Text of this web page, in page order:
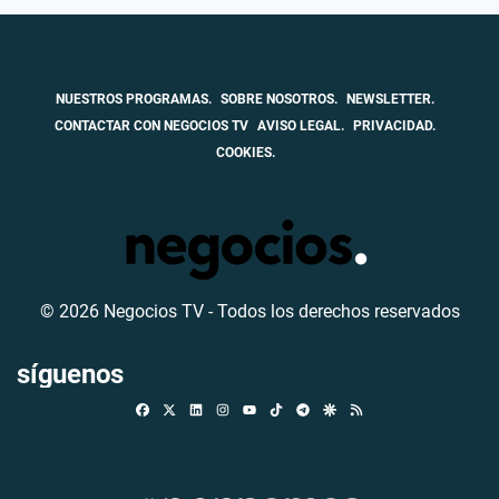
NUESTROS PROGRAMAS. SOBRE NOSOTROS.
NEWSLETTER.
CONTACTAR CON NEGOCIOS TV AVISO LEGAL.
PRIVACIDAD.
COOKIES.
© 2026 Negocios TV - Todos los derechos reservados
síguenos
FacebookLinkedinInstagramTikTokTelegramGoogle Discover